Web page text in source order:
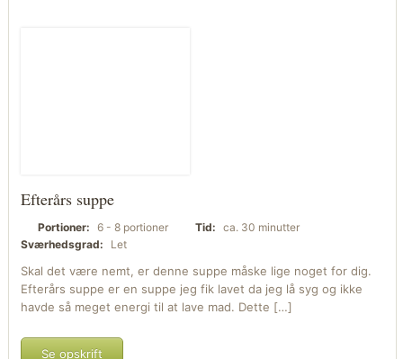
Efterårs suppe
Portioner: 6 - 8 portioner Tid: ca. 30 minutter
Sværhedsgrad:
Let
Skal det være nemt, er denne suppe måske lige noget for dig.
Efterårs suppe er en suppe jeg fik lavet da jeg lå syg og ikke
havde så meget energi til at lave mad. Dette […]
Se opskrift